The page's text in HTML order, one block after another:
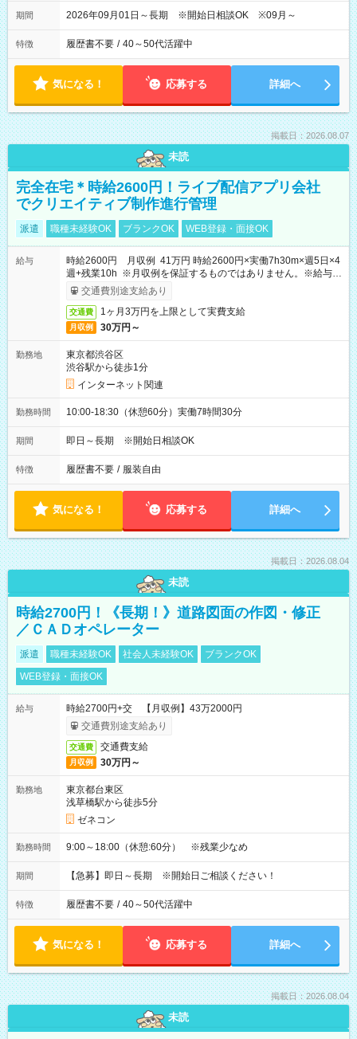
期間 2026年09月01日～長期 ※開始日相談OK ※09月～
特徴 履歴書不要 / 40～50代活躍中
気になる！ 応募する 詳細へ
掲載日：2026.08.07
未読
完全在宅＊時給2600円！ライブ配信アプリ会社
でクリエイティブ制作進行管理
派遣 職種未経験OK ブランクOK WEB登録・面接OK
給与
時給2600円 月収例 41万円 時給2600円×実働7h30m×週5日×4
週+残業10h ※月収例を保証するものではありません。※給与即
受取りサービス利用可（利用条件有）
交通費別途支給あり
交通費 1ヶ月3万円を上限として実費支給
月収例 30万円～
勤務地
東京都渋谷区
渋谷駅から徒歩1分
インターネット関連
勤務時間 10:00-18:30（休憩60分）実働7時間30分
期間 即日～長期 ※開始日相談OK
特徴 履歴書不要 / 服装自由
気になる！ 応募する 詳細へ
掲載日：2026.08.04
未読
時給2700円！《長期！》道路図面の作図・修正
／ＣＡＤオペレーター
派遣 職種未経験OK 社会人未経験OK
ブランクOK
WEB登録・面接OK
給与
時給2700円+交 【月収例】43万2000円
交通費別途支給あり
交通費 交通費支給
月収例 30万円～
勤務地
東京都台東区
浅草橋駅から徒歩5分
ゼネコン
勤務時間 9:00～18:00（休憩:60分） ※残業少なめ
期間 【急募】即日～長期 ※開始日ご相談ください！
特徴 履歴書不要 / 40～50代活躍中
気になる！ 応募する 詳細へ
掲載日：2026.08.04
未読